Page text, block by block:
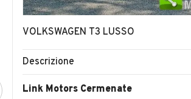
VOLKSWAGEN T3 LUSSO
Descrizione
Link Motors Cermenate